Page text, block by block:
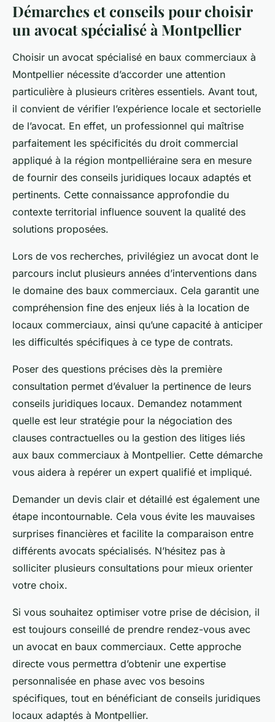
Démarches et conseils pour choisir
un avocat spécialisé à Montpellier
Choisir un avocat spécialisé en baux commerciaux à
Montpellier nécessite d’accorder une attention
particulière à plusieurs critères essentiels. Avant tout,
il convient de vérifier l’expérience locale et sectorielle
de l’avocat. En effet, un professionnel qui maîtrise
parfaitement les spécificités du droit commercial
appliqué à la région montpelliéraine sera en mesure
de fournir des conseils juridiques locaux adaptés et
pertinents. Cette connaissance approfondie du
contexte territorial influence souvent la qualité des
solutions proposées.
Lors de vos recherches, privilégiez un avocat dont le
parcours inclut plusieurs années d’interventions dans
le domaine des baux commerciaux. Cela garantit une
compréhension fine des enjeux liés à la location de
locaux commerciaux, ainsi qu’une capacité à anticiper
les difficultés spécifiques à ce type de contrats.
Poser des questions précises dès la première
consultation permet d’évaluer la pertinence de leurs
conseils juridiques locaux. Demandez notamment
quelle est leur stratégie pour la négociation des
clauses contractuelles ou la gestion des litiges liés
aux baux commerciaux à Montpellier. Cette démarche
vous aidera à repérer un expert qualifié et impliqué.
Demander un devis clair et détaillé est également une
étape incontournable. Cela vous évite les mauvaises
surprises financières et facilite la comparaison entre
différents avocats spécialisés. N’hésitez pas à
solliciter plusieurs consultations pour mieux orienter
votre choix.
Si vous souhaitez optimiser votre prise de décision, il
est toujours conseillé de prendre rendez-vous avec
un avocat en baux commerciaux. Cette approche
directe vous permettra d’obtenir une expertise
personnalisée en phase avec vos besoins
spécifiques, tout en bénéficiant de conseils juridiques
locaux adaptés à Montpellier.